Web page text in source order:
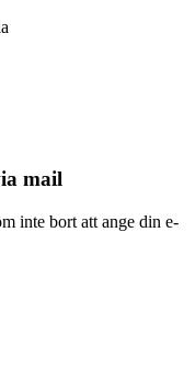
mail
inte bort att ange din e-